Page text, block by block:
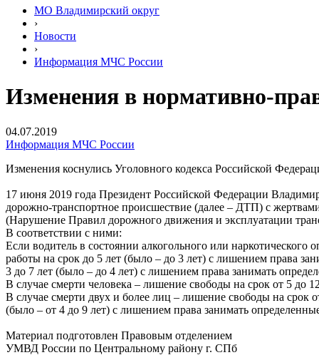
МО Владимирский округ
›
Новости
›
Информация МЧС России
Изменения в нормативно-
04.07.2019
Информация МЧС России
Изменения коснулись Уголовного кодекса Российской
17 июня 2019 года Президент Российской Федерации
дорожно-транспортное происшествие (далее – ДТП) с
(Нарушение Правил дорожного движения и эксплуатации
В соответствии с ними:
Если водитель в состоянии алкогольного или
работы на срок до 5 лет (было – до 3 лет) с лишением права
3 до 7 лет (было – до 4 лет) с лишением права занимать
В случае смерти человека – лишение свободы на срок от 5 до
В случае смерти двух и более лиц – лишение свободы на срок
(было – от 4 до 9 лет) с лишением права занимать
Материал подготовлен Правовым отделением
УМВД России по Центральному району г. СПб